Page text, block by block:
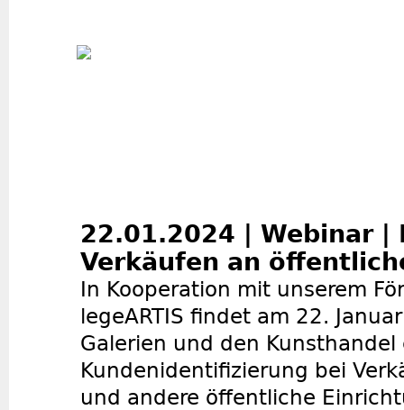
22.01.2024 | Webinar |
Verkäufen an
In Kooperation mit unserem
legeARTIS findet am 22.
Galerien und den Kunsthandel
Kundenidentifizierung bei
und andere öffentliche